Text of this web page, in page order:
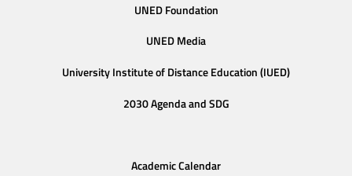
UNED Foundation
UNED Media
University Institute of Distance Education (IUED)
2030 Agenda and SDG
Academic Calendar